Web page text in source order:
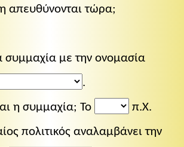
απευθύνονται τώρα;
συμμαχία με την ονομασία
.
η συμμαχία; Το
π.Χ.
πολιτικός αναλαμβάνει την